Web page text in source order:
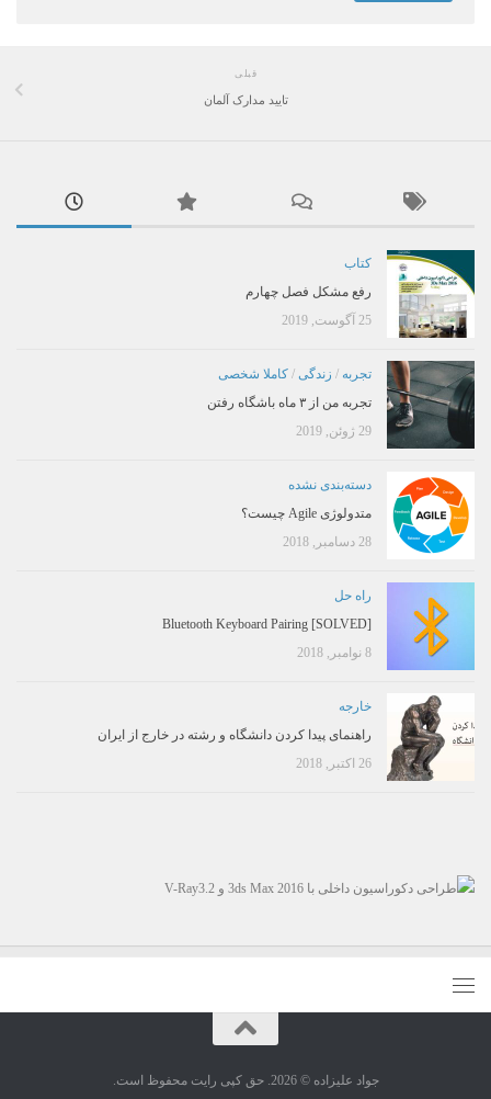
قبلی
تایید مدارک آلمان
کتاب
رفع مشکل فصل چهارم
25 آگوست, 2019
تجربه / زندگی / کاملا شخصی
تجربه من از ۳ ماه باشگاه رفتن
29 ژوئن, 2019
دسته‌بندی نشده
متدولوژی Agile چیست؟
28 دسامبر, 2018
راه حل
[SOLVED] Bluetooth Keyboard Pairing
8 نوامبر, 2018
خارجه
راهنمای پیدا کردن دانشگاه و رشته در خارج از ایران
26 اکتبر, 2018
جواد علیزاده © 2026. حق کپی رایت محفوظ است.